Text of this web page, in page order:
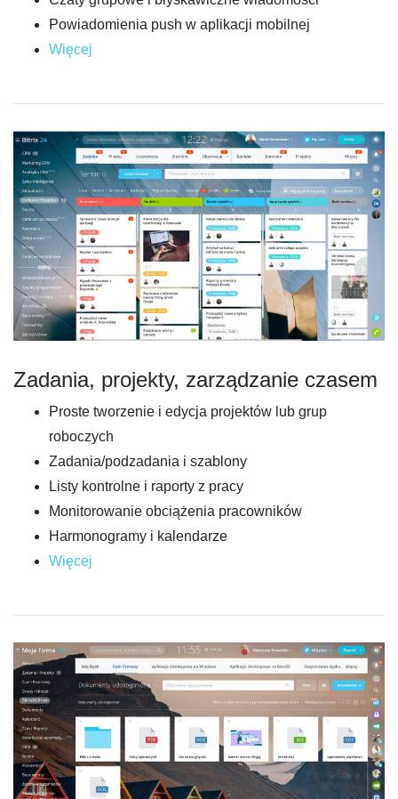
Powiadomienia push w aplikacji mobilnej
Więcej
Zadania, projekty, zarządzanie czasem
Proste tworzenie i edycja projektów lub grup
roboczych
Zadania/podzadania i szablony
Listy kontrolne i raporty z pracy
Monitorowanie obciążenia pracowników
Harmonogramy i kalendarze
Więcej